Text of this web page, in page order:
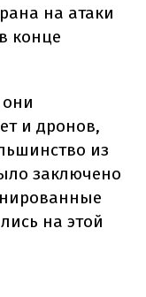
на атаки
конце
они
и дронов,
из
заключено
на этой